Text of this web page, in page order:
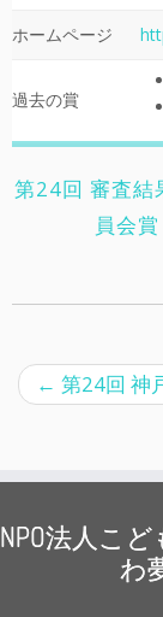
ホームページ
過去の賞
第24回 審査結
員会賞
← 第24回 神
NPO法人こ
わ